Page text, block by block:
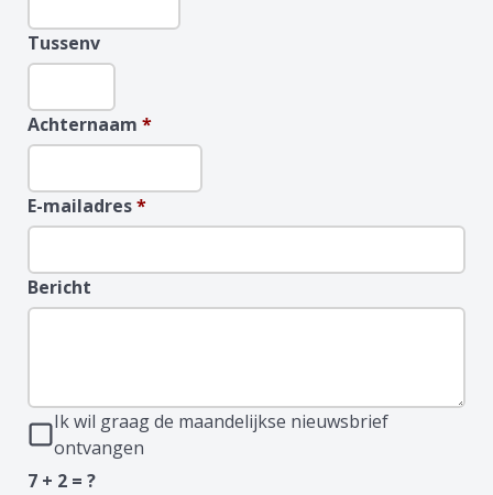
Tussenv
Achternaam *
E-mailadres*
Bericht
Ik wil graag de maandelijkse nieuwsbrief
ontvangen
7 + 2 = ?